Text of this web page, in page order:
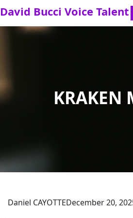
to
content
David Bucci Voice Talent
Daniel CAYOTTEDecember 20,